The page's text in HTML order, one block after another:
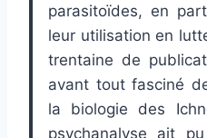
parasitoïdes, en
leur utilisation en
trentaine de
avant tout fasciné
la biologie des
psychanalyse ait